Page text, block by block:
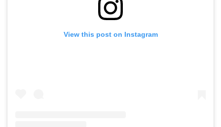
View this post on Instagram